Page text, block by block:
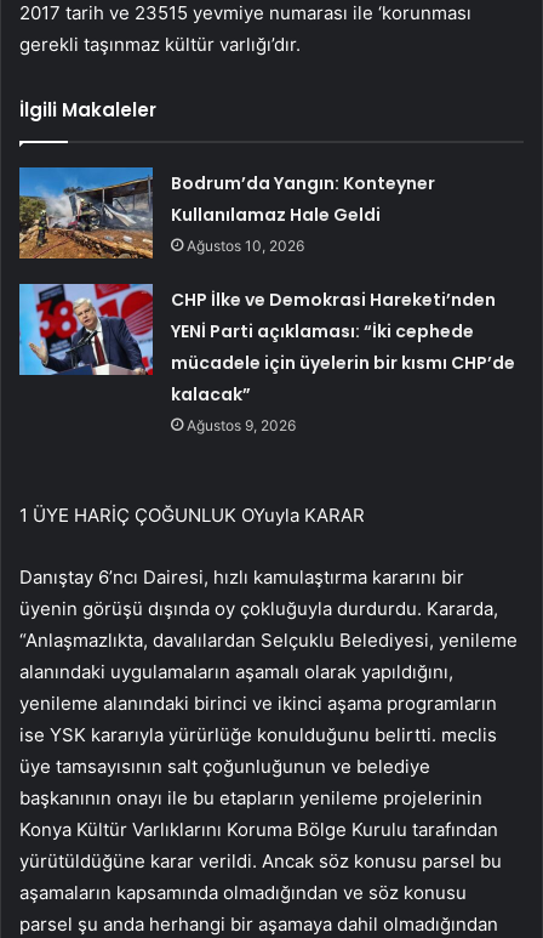
2017 tarih ve 23515 yevmiye numarası ile ‘korunması
gerekli taşınmaz kültür varlığı’dır.
İlgili Makaleler
Bodrum’da Yangın: Konteyner
Kullanılamaz Hale Geldi
Ağustos 10, 2026
CHP İlke ve Demokrasi Hareketi’nden
YENİ Parti açıklaması: “İki cephede
mücadele için üyelerin bir kısmı CHP’de
kalacak”
Ağustos 9, 2026
1 ÜYE HARİÇ ÇOĞUNLUK OYuyla KARAR
Danıştay 6’ncı Dairesi, hızlı kamulaştırma kararını bir
üyenin görüşü dışında oy çokluğuyla durdurdu. Kararda,
“Anlaşmazlıkta, davalılardan Selçuklu Belediyesi, yenileme
alanındaki uygulamaların aşamalı olarak yapıldığını,
yenileme alanındaki birinci ve ikinci aşama programların
ise YSK kararıyla yürürlüğe konulduğunu belirtti. meclis
üye tamsayısının salt çoğunluğunun ve belediye
başkanının onayı ile bu etapların yenileme projelerinin
Konya Kültür Varlıklarını Koruma Bölge Kurulu tarafından
yürütüldüğüne karar verildi. Ancak söz konusu parsel bu
aşamaların kapsamında olmadığından ve söz konusu
parsel şu anda herhangi bir aşamaya dahil olmadığından